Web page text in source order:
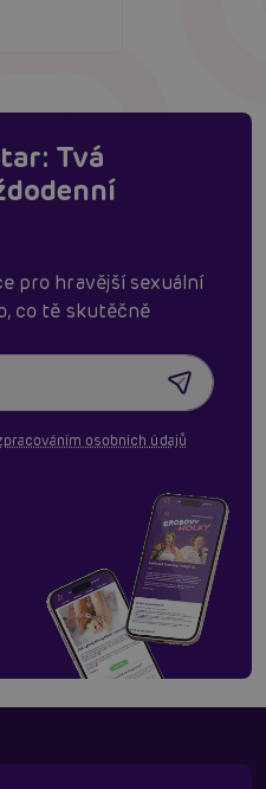
Tvá
pro hravější sexuální
co tě skutěčně
osobních údajů